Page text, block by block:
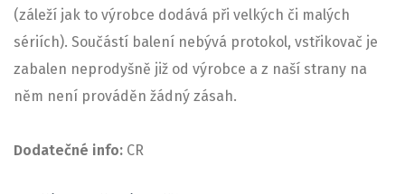
(záleží jak to výrobce dodává při velkých či malých
sériích). Součástí balení nebývá protokol, vstřikovač je
zabalen neprodyšně již od výrobce a z naší strany na
něm není prováděn žádný zásah.
Dodatečné info: CR